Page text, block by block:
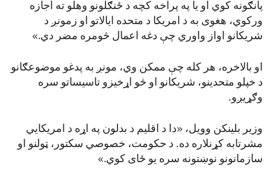
پانګونه کوي او یا په پراخه کچه د ځنګلونو وهلو ته اجازه
ورکوي، هغوی به د امریکا د متحده ایالاتو او زمونږ د
شریکانو اواز واوري چې دغه اعمال څومره مضر دي.»
او بالاخره، هر کله چې ممکن وي، مونږ به پدغو موضوعګانو
د خپلو متحدینو، شریکانو او څو اړخیزو تاسیساتو سره
وګړیږو.
وزیر بلینکن وویل، «دا د اقلیم د بدلون په اړه د امریکایي
مشرتابه کړنلاره ده. د حکومت، خصوصي سکتور، ټولنو او
سازمانونو نوښتونه سره یو ځای کوي.»